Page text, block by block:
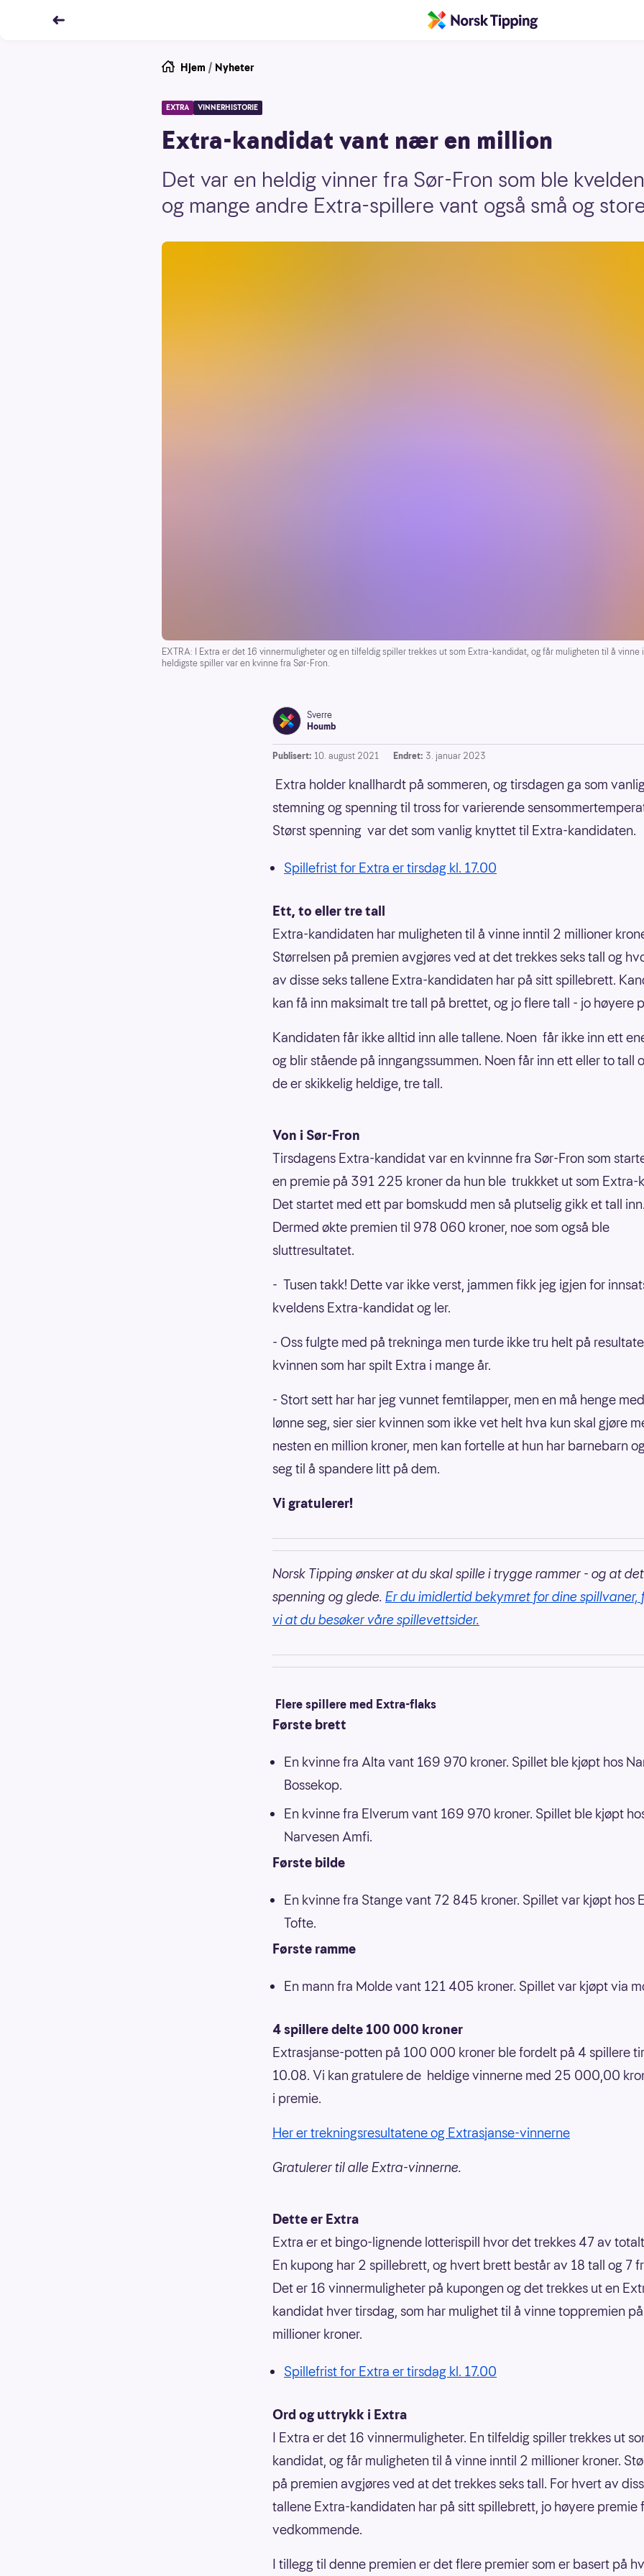
Hjem / Nyheter
EXTRA VINNERHISTORIE
Extra-kandidat vant nær en million
Det var en heldig vinner fra Sør-Fron som ble
og mange andre Extra-spillere vant også små og
EXTRA: I Extra er det 16 vinnermuligheter og en tilfeldig spiller trekkes ut som Extra-kandidat, og får muligheten til å
heldigste spiller var en kvinne fra Sør-Fron.
Sverre
Houmb
Publisert: 10. august 2021 Endret: 3. januar 2023
Extra holder knallhardt på sommeren, og tirsdagen ga som
stemning og spenning til tross for varierende
Størst spenning var det som vanlig knyttet til Extra-kandidaten.
Spillefrist for Extra er tirsdag kl. 17.00
Ett, to eller tre tall
Extra-kandidaten har muligheten til å vinne inntil 2 millioner
Størrelsen på premien avgjøres ved at det trekkes seks tall og
av disse seks tallene Extra-kandidaten har på sitt spillebrett.
kan få inn maksimalt tre tall på brettet, og jo flere tall - jo høyere
Kandidaten får ikke alltid inn alle tallene. Noen får ikke inn ett
og blir stående på inngangssummen. Noen får inn ett eller to tall
de er skikkelig heldige, tre tall.
Von i Sør-Fron
Tirsdagens Extra-kandidat var en kvinnne fra Sør-Fron som
en premie på 391 225 kroner da hun ble trukkket ut som Extra-
Det startet med ett par bomskudd men så plutselig gikk et tall inn.
Dermed økte premien til 978 060 kroner, noe som også ble
sluttresultatet.
- Tusen takk! Dette var ikke verst, jammen fikk jeg igjen for
kveldens Extra-kandidat og ler.
- Oss fulgte med på trekninga men turde ikke tru helt på
kvinnen som har spilt Extra i mange år.
- Stort sett har har jeg vunnet femtilapper, men en må henge
lønne seg, sier sier kvinnen som ikke vet helt hva kun skal gjøre
nesten en million kroner, men kan fortelle at hun har barnebarn
seg til å spandere litt på dem.
Vi gratulerer!
Norsk Tipping ønsker at du skal spille i trygge rammer - og at
spenning og glede. Er du imidlertid bekymret for dine spillvaner,
vi at du besøker våre spillevettsider.
Flere spillere med Extra-flaks
Første brett
En kvinne fra Alta vant 169 970 kroner. Spillet ble kjøpt hos
Bossekop.
En kvinne fra Elverum vant 169 970 kroner. Spillet ble kjøpt
Narvesen Amfi.
Første bilde
En kvinne fra Stange vant 72 845 kroner. Spillet var kjøpt hos
Tofte.
Første ramme
En mann fra Molde vant 121 405 kroner. Spillet var kjøpt via
4 spillere delte 100 000 kroner
Extrasjanse-potten på 100 000 kroner ble fordelt på 4 spillere
10.08. Vi kan gratulere de heldige vinnerne med 25 000,00
i premie.
Her er trekningsresultatene og Extrasjanse-vinnerne
Gratulerer til alle Extra-vinnerne.
Dette er Extra
Extra er et bingo-lignende lotterispill hvor det trekkes 47 av
En kupong har 2 spillebrett, og hvert brett består av 18 tall og 7
Det er 16 vinnermuligheter på kupongen og det trekkes ut en
kandidat hver tirsdag, som har mulighet til å vinne toppremien
millioner kroner.
Spillefrist for Extra er tirsdag kl. 17.00
Ord og uttrykk i Extra
I Extra er det 16 vinnermuligheter. En tilfeldig spiller trekkes ut
kandidat, og får muligheten til å vinne inntil 2 millioner kroner.
på premien avgjøres ved at det trekkes seks tall. For hvert av
tallene Extra-kandidaten har på sitt spillebrett, jo høyere premie
vedkommende.
I tillegg til denne premien er det flere premier som er basert på